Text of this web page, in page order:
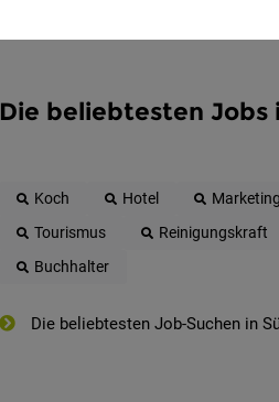
Die beliebtesten Jobs
Koch Hotel Marketing
Tourismus
Reinigungskraft
Buchhalter
Die beliebtesten Job-Suchen in